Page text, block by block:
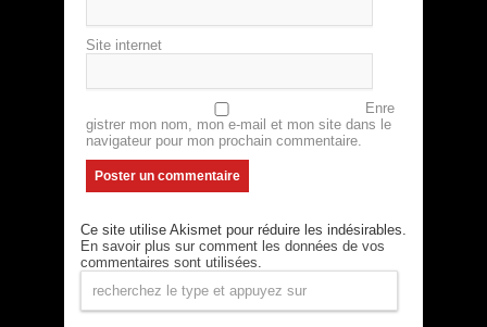
Site internet
Enre
gistrer mon nom, mon e-mail et mon site dans le
navigateur pour mon prochain commentaire.
Ce site utilise Akismet pour réduire les indésirables.
En savoir plus sur comment les données de vos
commentaires sont utilisées.